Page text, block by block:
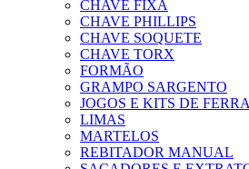
CHAVE FIXA
CHAVE PHILLIPS
CHAVE SOQUETE
CHAVE TORX
FORMÃO
GRAMPO SARGENTO
JOGOS E KITS DE
LIMAS
MARTELOS
REBITADOR MANUAL